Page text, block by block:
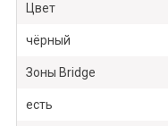
Цвет
чёрный
Зоны Bridge
есть